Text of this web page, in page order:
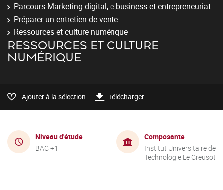
Parcours Marketing digital, e-business et entrepreneuriat
Préparer un entretien de vente
Ressources et culture numérique
RESSOURCES ET CULTURE
NUMÉRIQUE
Ajouter à la sélection Télécharger
Niveau d'étude
BAC +1
Composante
Institut Universitaire de
Technologie Le Creusot